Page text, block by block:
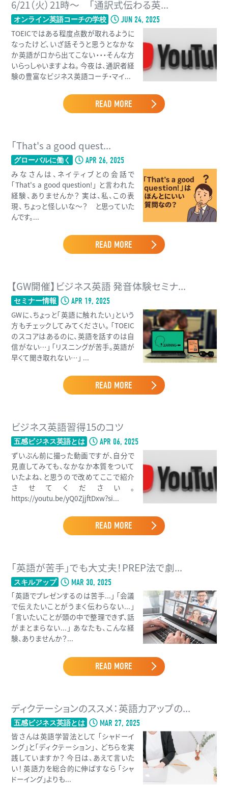
6/21（火）21時〜 「通訳式伝わる英...
オンライン英語コーチの学校 JUN 24, 2025
TOEICではある程度点数が取れるように
なったけど、いざ話そうと思うとなかな
か英語が口から出てこない・・・そんな方
いらっしゃいますよね。 今夜は、通訳者経
験の豊富なビジネス英語コーチ・マイ...
READ MORE
「That's a good quest...
グローバルに働く APR 26, 2025
みなさんは、ネイティブとの会話で
「That's a good question!」 と言われた
経験、ありませんか？ 実は、私、この表
現、 ちょっと怪しいな〜？ と思っていた
んです。...
READ MORE
【GW開催】ビジネス英語 発音体験セミナ...
セミナー情報 APR 19, 2025
GWに、ちょっと「英語に触れたい」という
方もチェックしてみてください。 「TOEIC
のスコアはあるのに、英語を話すのは自
信がない…」 「リスニングが苦手。英語が
早くて聞き取れない…」 ...
READ MORE
ビジネス英語習得15のコツ
五感ビジネス英語とは APR 06, 2025
ずいぶん前に撮った動画ですが、自分で
見直してみても、なかなか本質をついて
いたよね、と思うので改めてここで紹介
させてください。
https://youtu.be/yQ0ZjjftDxw?si...
READ MORE
「英語が苦手」でも大丈夫！PREP法で劇...
スキルアップ MAR 30, 2025
「英語でプレゼンするのは苦手...」 「会議
で伝えたいことがうまく伝わらない...」
「言いたいことが頭の中で整理できず、話
がまとまらない...」 あなたも、こんな経
験、ありませんか？...
READ MORE
ディクテーションのススメ：英語力アップの...
五感ビジネス英語とは MAR 27, 2025
皆さんは英語学習法として 「シャドーイ
ング」と「ディクテーション」、 どちらを実
践していますか？ 今日は、あえて言いた
い！ 英語力を総合的に伸ばすなら 「シャ
ドーイング」よりも...